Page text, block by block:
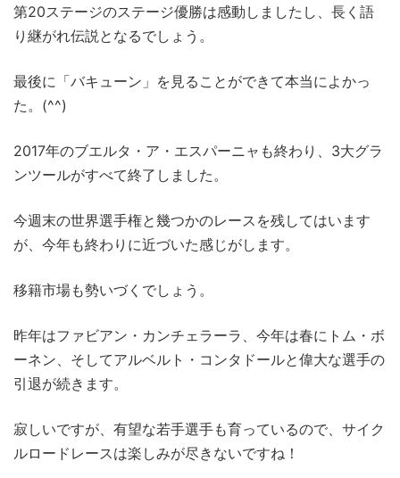
第20ステージのステージ優勝は感動しましたし、長く語
り継がれ伝説となるでしょう。
最後に「バキューン」を見ることができて本当によかっ
た。(^^)
2017年のブエルタ・ア・エスパーニャも終わり、3大グラ
ンツールがすべて終了しました。
今週末の世界選手権と幾つかのレースを残してはいます
が、今年も終わりに近づいた感じがします。
移籍市場も勢いづくでしょう。
昨年はファビアン・カンチェラーラ、今年は春にトム・ボ
ーネン、そしてアルベルト・コンタドールと偉大な選手の
引退が続きます。
寂しいですが、有望な若手選手も育っているので、サイク
ルロードレースは楽しみが尽きないですね！